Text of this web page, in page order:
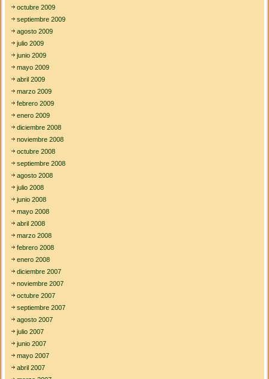
octubre 2009
septiembre 2009
agosto 2009
julio 2009
junio 2009
mayo 2009
abril 2009
marzo 2009
febrero 2009
enero 2009
diciembre 2008
noviembre 2008
octubre 2008
septiembre 2008
agosto 2008
julio 2008
junio 2008
mayo 2008
abril 2008
marzo 2008
febrero 2008
enero 2008
diciembre 2007
noviembre 2007
octubre 2007
septiembre 2007
agosto 2007
julio 2007
junio 2007
mayo 2007
abril 2007